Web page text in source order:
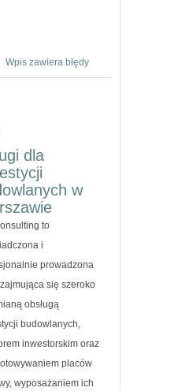
Wpis zawiera błędy
dla
w
to
i
prowadzona
się szeroko
obsługą
budowlanych,
inwestorskim oraz
placów
wyposażaniem ich